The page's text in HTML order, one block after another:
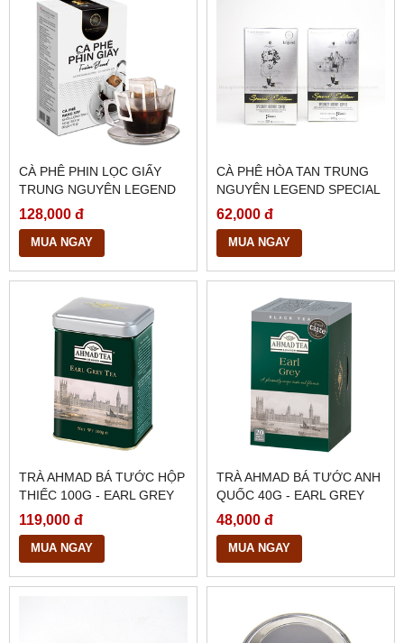
CÀ PHÊ PHIN LỌC GIẤY
TRUNG NGUYÊN LEGEND
FUSION BLEND
128,000 đ
MUA NGAY
CÀ PHÊ HÒA TAN TRUNG
NGUYÊN LEGEND SPECIAL
EDITION HỘP 9 GÓI
62,000 đ
MUA NGAY
TRÀ AHMAD BÁ TƯỚC HỘP
THIẾC 100G - EARL GREY
119,000 đ
MUA NGAY
TRÀ AHMAD BÁ TƯỚC ANH
QUỐC 40G - EARL GREY
TEA
48,000 đ
MUA NGAY